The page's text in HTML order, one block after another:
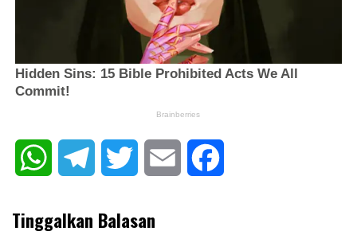
WhatsAppTelegram Twitter Email
Tinggalkan Balasan